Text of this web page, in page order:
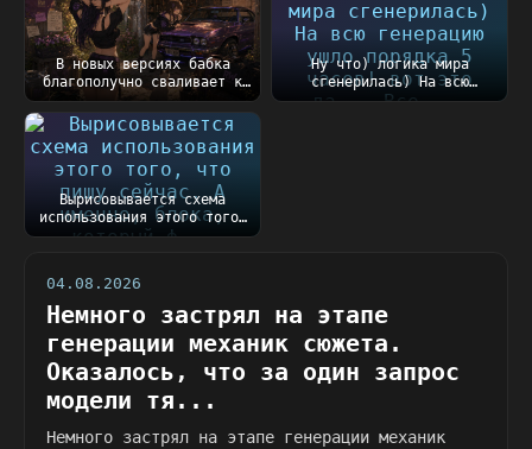
В новых версиях бабка
благополучно сваливает к
сестре после закл...
Ну что) логика мира
сгенерилась) На всю
генерацию ушло порядка
Вырисовывается схема
использования этого того,
что пишу сейчас....
04.08.2026
Немного застрял на этапе
генерации механик сюжета.
Оказалось, что за один запрос
модели тя...
Немного застрял на этапе генерации механик